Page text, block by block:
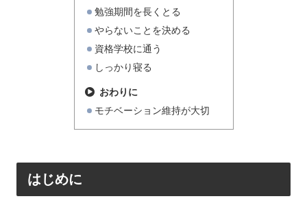
勉強期間を長くとる
やらないことを決める
資格学校に通う
しっかり寝る
おわりに
モチベーション維持が大切
はじめに